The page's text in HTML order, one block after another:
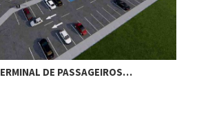
DE PASSAGEIROS…